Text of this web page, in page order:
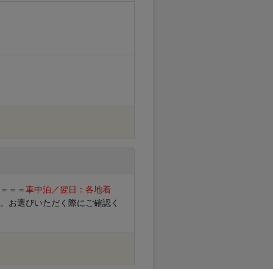
＝＝ 車中泊／翌日：各地着
お選びいただく際にご確認く